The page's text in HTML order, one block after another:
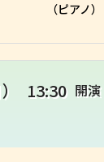
（ピアノ）
13:30 開演